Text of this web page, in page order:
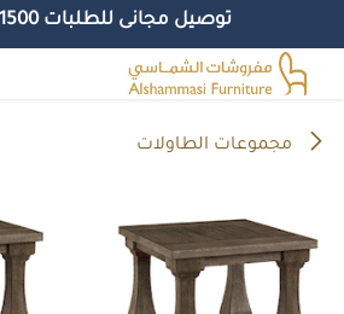
توصيل مجانى للطلبات 1500 فيما فوق
تخطي للذهاب إلى المحتوى
مجموعات الطاولات